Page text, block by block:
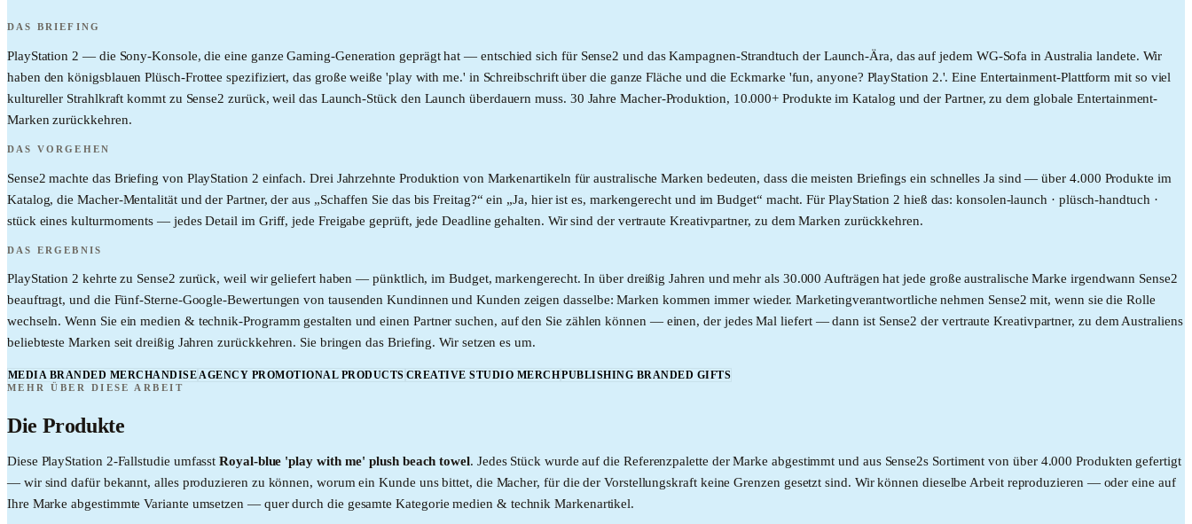
DAS BRIEFING
PlayStation 2 — die Sony-Konsole, die eine ganze Gaming-Generation geprägt hat — entschied sich für Sense2 und das Kampagnen-Strandtuch der Launch-Ära, das auf jedem WG-Sofa in Australia landete. Wir
haben den königsblauen Plüsch-Frottee spezifiziert, das große weiße 'play with me.' in Schreibschrift über die ganze Fläche und die Eckmarke 'fun, anyone? PlayStation 2.'. Eine Entertainment-Plattform mit so viel
kultureller Strahlkraft kommt zu Sense2 zurück, weil das Launch-Stück den Launch überdauern muss. 30 Jahre Macher-Produktion, 10.000+ Produkte im Katalog und der Partner, zu dem globale Entertainment-
Marken zurückkehren.
DAS VORGEHEN
Sense2 machte das Briefing von PlayStation 2 einfach. Drei Jahrzehnte Produktion von Markenartikeln für australische Marken bedeuten, dass die meisten Briefings ein schnelles Ja sind — über 4.000 Produkte im
Katalog, die Macher-Mentalität und der Partner, der aus „Schaffen Sie das bis Freitag?“ ein „Ja, hier ist es, markengerecht und im Budget“ macht. Für PlayStation 2 hieß das: konsolen-launch · plüsch-handtuch ·
stück eines kulturmoments — jedes Detail im Griff, jede Freigabe geprüft, jede Deadline gehalten. Wir sind der vertraute Kreativpartner, zu dem Marken zurückkehren.
DAS ERGEBNIS
PlayStation 2 kehrte zu Sense2 zurück, weil wir geliefert haben — pünktlich, im Budget, markengerecht. In über dreißig Jahren und mehr als 30.000 Aufträgen hat jede große australische Marke irgendwann Sense2
beauftragt, und die Fünf-Sterne-Google-Bewertungen von tausenden Kundinnen und Kunden zeigen dasselbe: Marken kommen immer wieder. Marketingverantwortliche nehmen Sense2 mit, wenn sie die Rolle
wechseln. Wenn Sie ein medien & technik-Programm gestalten und einen Partner suchen, auf den Sie zählen können — einen, der jedes Mal liefert — dann ist Sense2 der vertraute Kreativpartner, zu dem Australiens
beliebteste Marken seit dreißig Jahren zurückkehren. Sie bringen das Briefing. Wir setzen es um.
MEDIA BRANDED MERCHANDISEAGENCY PROMOTIONAL PRODUCTS CREATIVE STUDIO MERCHPUBLISHING BRANDED GIFTS
MEHR ÜBER DIESE ARBEIT
Die Produkte
Diese PlayStation 2-Fallstudie umfasstRoyal-blue 'play with me' plush beach towel. Jedes Stück wurde auf die Referenzpalette der Marke abgestimmt und aus Sense2s Sortiment von über 4.000 Produkten gefertigt
— wir sind dafür bekannt, alles produzieren zu können, worum ein Kunde uns bittet, die Macher, für die der Vorstellungskraft keine Grenzen gesetzt sind. Wir können dieselbe Arbeit reproduzieren — oder eine auf
Ihre Marke abgestimmte Variante umsetzen — quer durch die gesamte Kategoriemedien & technik Markenartikel.